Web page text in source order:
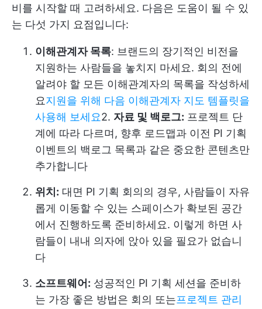
비를 시작할 때 고려하세요. 다음은 도움이 될 수 있
는 다섯 가지 요점입니다:
이해관계자 목록: 브랜드의 장기적인 비전을
지원하는 사람들을 놓치지 마세요. 회의 전에
알려야 할 모든 이해관계자의 목록을 작성하세
요지원을 위해 다음 이해관계자 지도 템플릿을
사용해 보세요2. 자료 및 백로그: 프로젝트 단
계에 따라 다르며, 향후 로드맵과 이전 PI 기획
이벤트의 백로그 목록과 같은 중요한 콘텐츠만
추가합니다
위치: 대면 PI 기획 회의의 경우, 사람들이 자유
롭게 이동할 수 있는 스페이스가 확보된 공간
에서 진행하도록 준비하세요. 이렇게 하면 사
람들이 내내 의자에 앉아 있을 필요가 없습니
다
소프트웨어: 성공적인 PI 기획 세션을 준비하
는 가장 좋은 방법은 회의 또는프로젝트 관리